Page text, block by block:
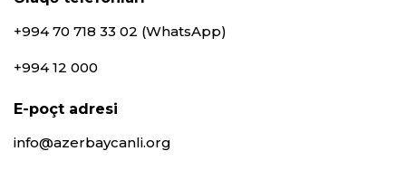
+994 70 718 33 02 (WhatsApp)
+994 12 000
E-poçt adresi
info@azerbaycanli.org